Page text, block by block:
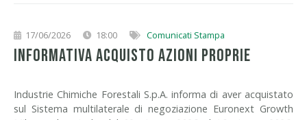
17/06/2026 18:00 Comunicati Stampa
INFORMATIVA ACQUISTO AZIONI PROPRIE
Industrie Chimiche Forestali S.p.A. informa di aver acquistato
sul Sistema multilaterale di negoziazione Euronext Growth